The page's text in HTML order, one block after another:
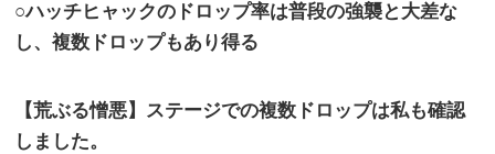
○ハッチヒャックのドロップ率は普段の強襲と大差な
し、複数ドロップもあり得る
【荒ぶる憎悪】ステージでの複数ドロップは私も確認
しました。